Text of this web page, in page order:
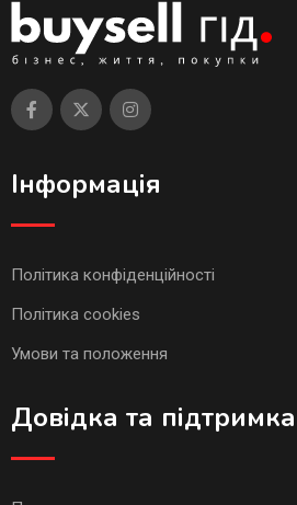
Інформація
Політика конфіденційності
Політика cookies
Умови та положення
Довідка та підтримка